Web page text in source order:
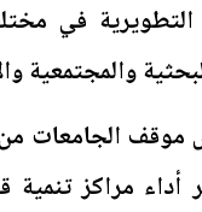
في
والمجتمعية
موقف الجامعات
أداء مراكز تنمية